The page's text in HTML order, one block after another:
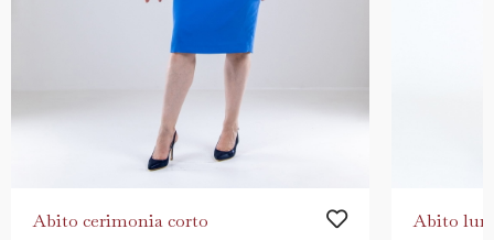
Abito cerimonia corto Abito